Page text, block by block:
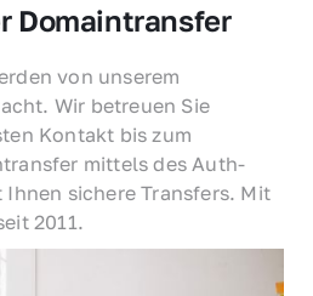
Domaintransfer
von unserem
Wir betreuen Sie
Kontakt bis zum
mittels des Auth-
Ihnen sichere Transfers. Mit
2011.